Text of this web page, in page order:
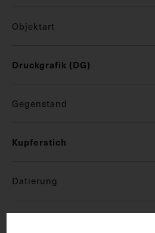
Objektart
Druckgrafik (DG)
Gegenstand
Kupferstich
Datierung